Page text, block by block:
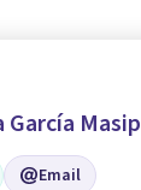
Masip
Email